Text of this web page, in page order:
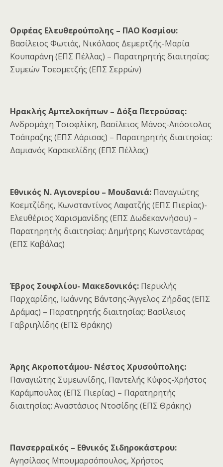
Ορφέας Ελευθερούπολης – ΠΑΟ Κοσμίου:
Βασίλειος Φωτιάς, Νικόλαος Δεμερτζής-Μαρία
Κουπαράνη (ΕΠΣ Πέλλας) – Παρατηρητής διαιτησίας:
Συμεών Τσεσμετζής (ΕΠΣ Σερρών)
Ηρακλής Αμπελοκήπων – Δόξα Πετρούσας:
Ανδρομάχη Τσιοφλίκη, Βασίλειος Μάνος-Απόστολος
Τσάπραζης (ΕΠΣ Λάρισας) – Παρατηρητής διαιτησίας:
Δαμιανός Καρακελίδης (ΕΠΣ Πέλλας)
Εθνικός N. Αγιονερίου – Μουδανιά: Παναγιώτης
Κοεμτζίδης, Κωνσταντίνος Λαφατζής (ΕΠΣ Πιερίας)-
Ελευθέριος Χαρισμανίδης (ΕΠΣ Δωδεκαννήσου) –
Παρατηρητής διαιτησίας: Δημήτρης Κωνσταντάρας
(ΕΠΣ Καβάλας)
Έβρος Σουφλίου- Μακεδονικός: Περικλής
Παρχαρίδης, Ιωάννης Βάντσης-Άγγελος Ζήρδας (ΕΠΣ
Δράμας) – Παρατηρητής διαιτησίας: Βασίλειος
Γαβριηλίδης (ΕΠΣ Θράκης)
Άρης Ακροποτάμου- Νέστος Χρυσούπολης:
Παναγιώτης Συμεωνίδης, Παντελής Κύφος-Χρήστος
Καράμπουλας (ΕΠΣ Πιερίας) – Παρατηρητής
διαιτησίας: Αναστάσιος Ντοσίδης (ΕΠΣ Θράκης)
Πανσερραϊκός – Εθνικός Σιδηροκάστρου:
Αγησίλαος Μπουμαρσόπουλος, Χρήστος